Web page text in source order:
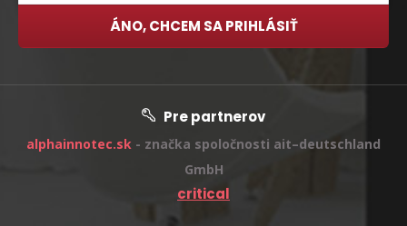
ÁNO, CHCEM SA PRIHLÁSIŤ
Pre partnerov
alphainnotec.sk - značka spoločnosti ait–deutschland
GmbH
critical